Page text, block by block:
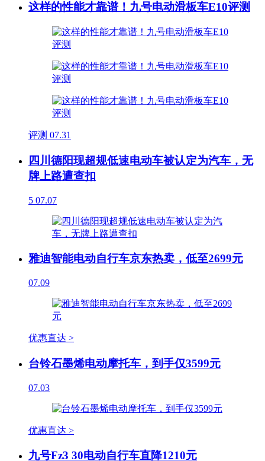
这样的性能才靠谱！九号电动滑板车E10评测
评测 07.31
四川德阳现超规低速电动车被认定为汽车，无
牌上路遭查扣
5 07.07
雅迪智能电动自行车京东热卖，低至2699元
07.09
优惠直达 >
台铃石墨烯电动摩托车，到手仅3599元
07.03
优惠直达 >
九号Fz3 30电动自行车直降1210元